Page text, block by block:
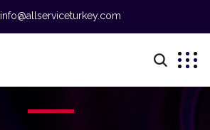
info@allserviceturkey.com